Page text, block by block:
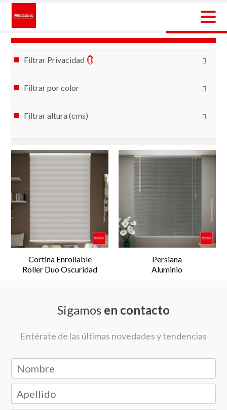
Skip
content
Reggia Colombia
Reggia Colombia
Filtrar Privacidad
Filtrar por color
Filtrar altura (cms)
Cortina Enrollable
Roller Duo Oscuridad
Persiana
Aluminio
Sigamos en contacto
Entérate de las últimas novedades y tendencias